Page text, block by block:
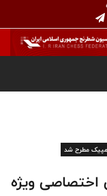
مطرح شد
اختصاصی ویژه